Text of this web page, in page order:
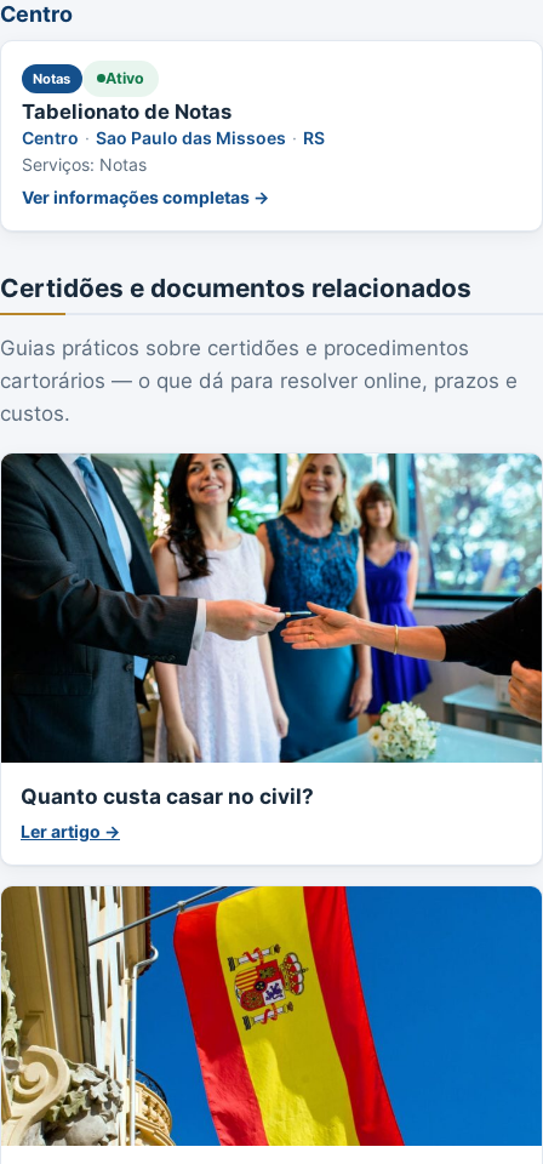
Centro
Notas Ativo
Tabelionato de Notas
Centro · Sao Paulo das Missoes · RS
Serviços: Notas
Ver informações completas →
Certidões e documentos relacionados
Guias práticos sobre certidões e procedimentos
cartorários — o que dá para resolver online, prazos e
custos.
Quanto custa casar no civil?
Ler artigo →